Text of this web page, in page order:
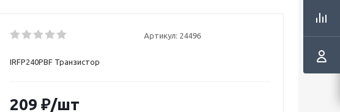
Артикул: 24496
IRFP240PBF Транзистор
209 ₽/шт